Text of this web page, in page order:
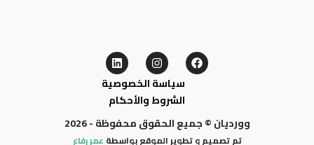
سياسة الخصوصية
الشروط والأحكام
وورديان © جميع الحقوق محفوظة - 2026
تم تصميم و تطوير الموقع بواسطة عمر رفاع